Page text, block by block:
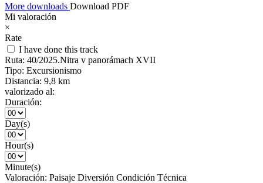
More downloads Download PDF
Mi valoración
×
Rate
I have done this track
Ruta: 40/2025.Nitra v panorámach XVII
Tipo: Excursionismo
Distancia: 9,8 km
valorizado al:
Duración:
Day(s)
Hour(s)
Minute(s)
Valoración: Paisaje Diversión Condición Técnica